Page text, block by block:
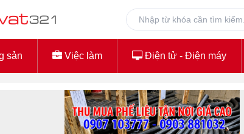
sản Việc làm Điện tử - Điện máy